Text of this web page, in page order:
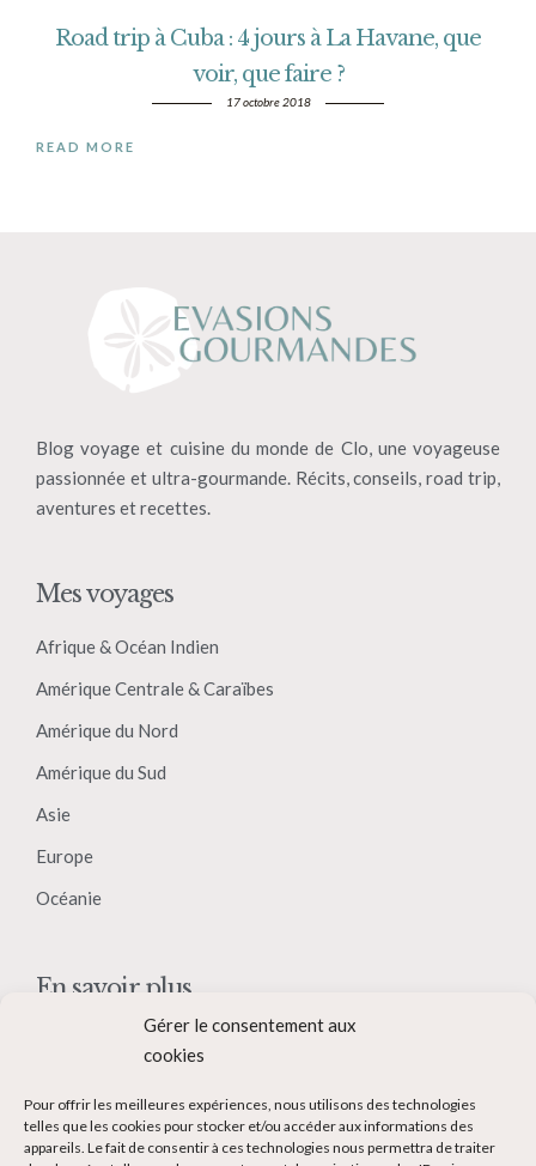
Gérer le consentement aux
cookies
Pour offrir les meilleures expériences, nous utilisons des technologies
telles que les cookies pour stocker et/ou accéder aux informations des
appareils. Le fait de consentir à ces technologies nous permettra de traiter
Road trip à Cuba : 4 jours à La Havane, que
voir, que faire ?
17 octobre 2018
READ MORE
Blog voyage et cuisine du monde de Clo, une voyageuse
passionnée et ultra-gourmande. Récits, conseils, road trip,
aventures et recettes.
Mes voyages
Afrique & Océan Indien
Amérique Centrale & Caraïbes
Amérique du Nord
Amérique du Sud
Asie
Europe
Océanie
En savoir plus
Contact